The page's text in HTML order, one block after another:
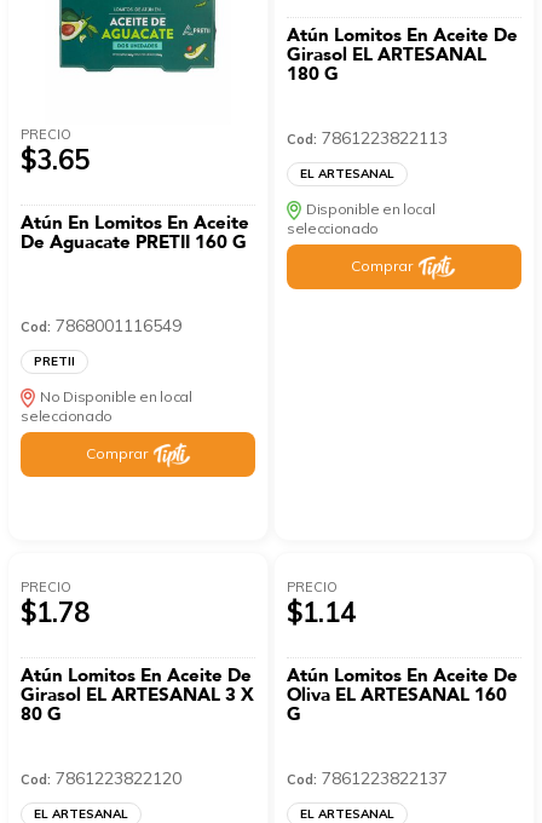
PRECIO
$3.65
Atún En Lomitos En Aceite
De Aguacate PRETII 160 G
Cod: 7868001116549
PRETII
No Disponible en local
seleccionado
Comprar
Atún Lomitos En Aceite De
Girasol EL ARTESANAL
180 G
Cod: 7861223822113
EL ARTESANAL
Disponible en local
seleccionado
Comprar
PRECIO
$1.78
Atún Lomitos En Aceite De
Girasol EL ARTESANAL 3 X
80 G
Cod: 7861223822120
EL ARTESANAL
PRECIO
$1.14
Atún Lomitos En Aceite De
Oliva EL ARTESANAL 160
G
Cod: 7861223822137
EL ARTESANAL